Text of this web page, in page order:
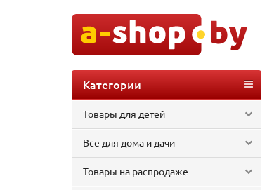
Категории
Товары для детей
Все для дома и дачи
Товары на распродаже